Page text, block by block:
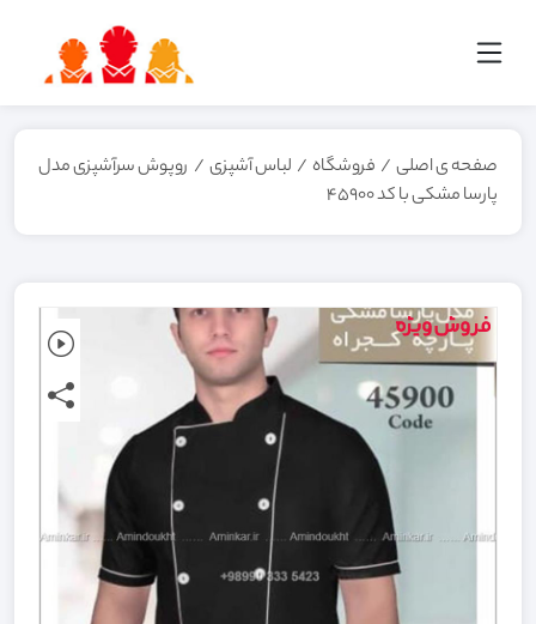
صفحه ی اصلی / فروشگاه / لباس آشپزی / روپوش سرآشپزی مدل
پارسا مشکی با کد 45900